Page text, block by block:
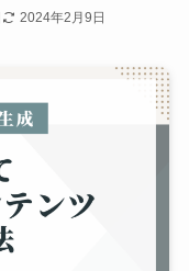
2024年2月9日